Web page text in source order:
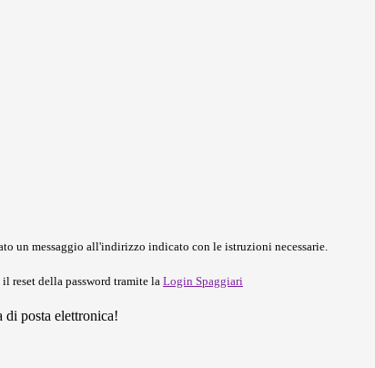
un messaggio all'indirizzo indicato con le istruzioni necessarie.
reset della password tramite la Login Spaggiari
di posta elettronica!